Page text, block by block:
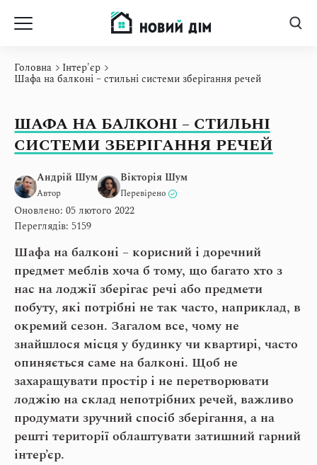
Головна Інтер'єр
Шафа на балконі – стильні системи зберігання речей
ШАФА НА БАЛКОНІ – СТИЛЬНІ
СИСТЕМИ ЗБЕРІГАННЯ РЕЧЕЙ
Андрій Шум
Автор
Вікторія Шум
Перевірено
Оновлено: 05 лютого 2022
Переглядів: 5159
Шафа на балконі – корисний і доречний
предмет меблів хоча б тому, що багато хто з
нас на лоджії зберігає речі або предмети
побуту, які потрібні не так часто, наприклад, в
окремий сезон. Загалом все, чому не
знайшлося місця у будинку чи квартирі, часто
опиняється саме на балконі. Щоб не
захаращувати простір і не перетворювати
лоджію на склад непотрібних речей, важливо
продумати зручний спосіб зберігання, а на
решті території облаштувати затишний гарний
інтер’єр.